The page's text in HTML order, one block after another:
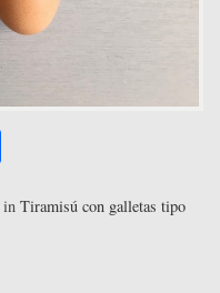
m
in Tiramisú con galletas tipo